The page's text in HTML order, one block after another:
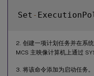
Set -
2. 创建一项计划任务并在系
MCS 主映像计算机上通过
3. 将该命令添加为启动任务。